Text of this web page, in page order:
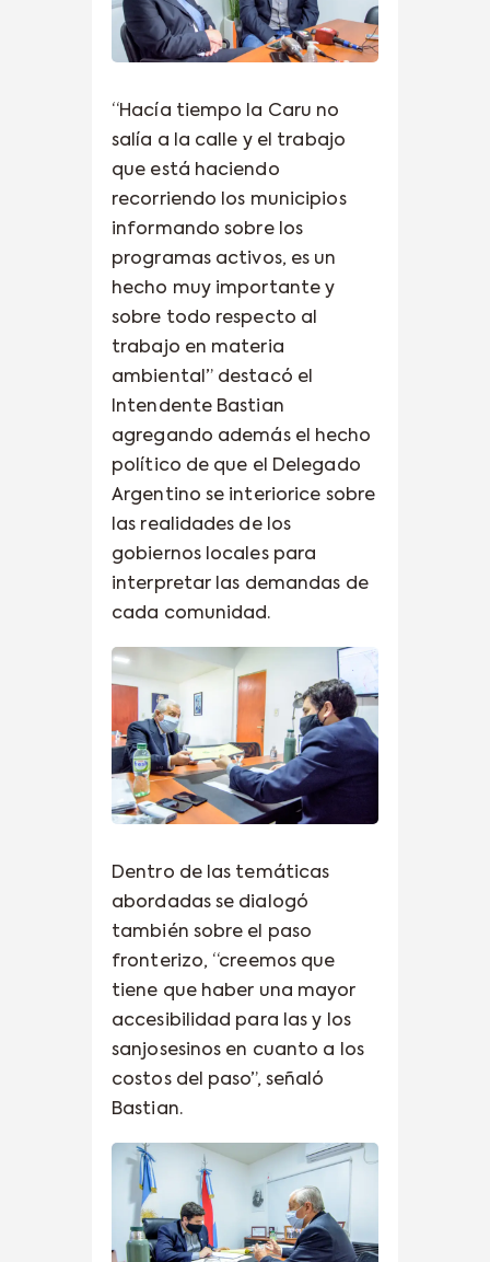
“Hacía tiempo la Caru no
salía a la calle y el trabajo
que está haciendo
recorriendo los municipios
informando sobre los
programas activos, es un
hecho muy importante y
sobre todo respecto al
trabajo en materia
ambiental” destacó el
Intendente Bastian
agregando además el hecho
político de que el Delegado
Argentino se interiorice sobre
las realidades de los
gobiernos locales para
interpretar las demandas de
cada comunidad.
Dentro de las temáticas
abordadas se dialogó
también sobre el paso
fronterizo, “creemos que
tiene que haber una mayor
accesibilidad para las y los
sanjosesinos en cuanto a los
costos del paso”, señaló
Bastian.